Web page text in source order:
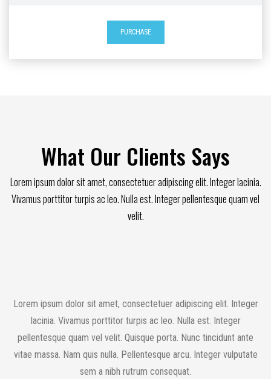
PURCHASE
What Our Clients Says
Lorem ipsum dolor sit amet, consectetuer adipiscing elit. Integer lacinia.
Vivamus porttitor turpis ac leo. Nulla est. Integer pellentesque quam vel
velit.
Lorem ipsum dolor sit amet, consectetuer adipiscing elit. Integer
lacinia. Vivamus porttitor turpis ac leo. Nulla est. Integer
pellentesque quam vel velit. Quisque porta. Nunc tincidunt ante
vitae massa. Nam quis nulla. Pellentesque arcu. Integer vulputate
sem a nibh rutrum consequat.